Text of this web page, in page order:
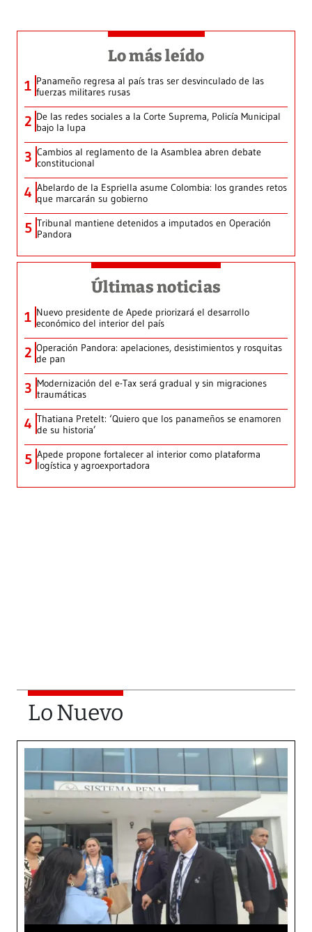
Lo más leído
1 Panameño regresa al país tras ser desvinculado de las
fuerzas militares rusas
2 De las redes sociales a la Corte Suprema, Policía Municipal
bajo la lupa
3 Cambios al reglamento de la Asamblea abren debate
constitucional
4 Abelardo de la Espriella asume Colombia: los grandes retos
que marcarán su gobierno
5 Tribunal mantiene detenidos a imputados en Operación
Pandora
Últimas noticias
1 Nuevo presidente de Apede priorizará el desarrollo
económico del interior del país
2 Operación Pandora: apelaciones, desistimientos y rosquitas
de pan
3 Modernización del e-Tax será gradual y sin migraciones
traumáticas
4 Thatiana Pretelt: ‘Quiero que los panameños se enamoren
de su historia’
5 Apede propone fortalecer al interior como plataforma
logística y agroexportadora
Lo Nuevo